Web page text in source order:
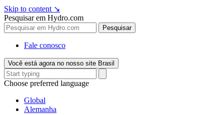
Skip to content ↘
Pesquisar em Hydro.com
Pesquisar
Fale conosco
Você está agora no nosso site Brasil
Choose preferred language
Global
Alemanha